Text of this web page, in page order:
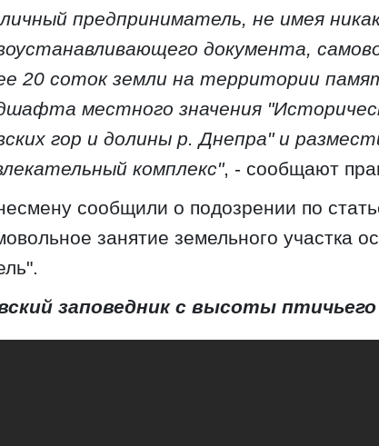
предприниматель, не имея
документа,
20 соток земли на территории
местного значения
гор и долины р. Днепра" и
комплекс", - сообщают
сообщили о подозрении по
занятие земельного участка
заповедник с высоты